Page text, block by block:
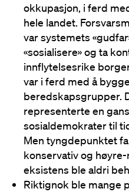
okkupasjon, i ferd
hele landet.
var systemets
«sosialisere» og ta
innflytelsesrike
var i ferd med å
beredskapsgrupper.
representerte en
sosialdemokrater til
Men tyngdepunktet
konservativ og
eksistens ble aldri
Riktignok ble mange